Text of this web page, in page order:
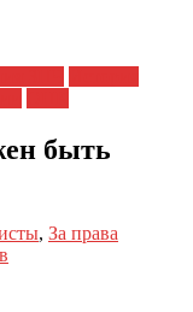
быть
, За права